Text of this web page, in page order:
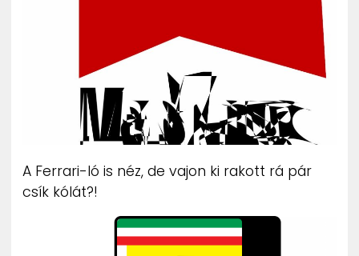
A Ferrari-ló is néz, de vajon ki rakott rá pár
csík kólát?!